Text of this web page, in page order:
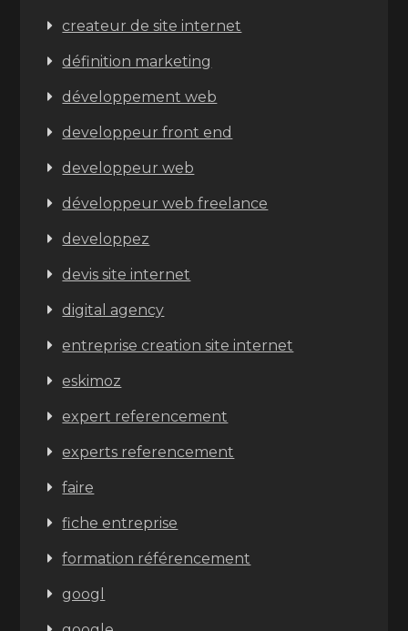
createur de site internet
définition marketing
développement web
developpeur front end
developpeur web
développeur web freelance
developpez
devis site internet
digital agency
entreprise creation site internet
eskimoz
expert referencement
experts referencement
faire
fiche entreprise
formation référencement
googl